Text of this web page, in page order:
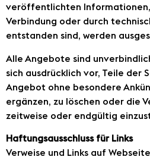
veröffentlichten
Verbindung oder durch
entstanden sind, werden
Alle Angebote sind
sich ausdrücklich vor, Teile der
Angebot ohne besondere
ergänzen, zu löschen oder die
zeitweise oder endgültig
Haftungsausschluss für Links
Verweise und Links auf